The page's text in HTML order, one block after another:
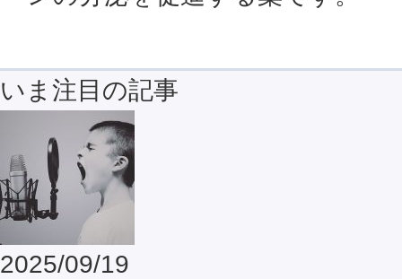
いま注目の記事
2025/09/19